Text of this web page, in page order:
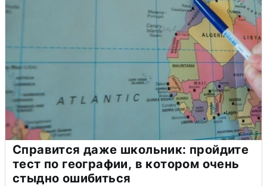
Справится даже школьник: пройдите
тест по географии, в котором очень
стыдно ошибиться